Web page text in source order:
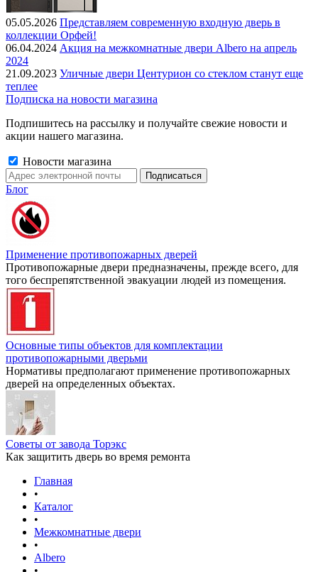
05.05.2026 Представляем современную входную дверь в
коллекции Орфей!
06.04.2024 Акция на межкомнатные двери Albero на апрель
2024
21.09.2023 Уличные двери Центурион со стеклом станут еще
теплее
Подписка на новости магазина
Подпишитесь на рассылку и получайте свежие новости и
акции нашего магазина.
Новости магазина
Блог
Применение противопожарных дверей
Противопожарные двери предназначены, прежде всего, для
того беспрепятственной эвакуации людей из помещения.
Основные типы объектов для комплектации
противопожарными дверьми
Нормативы предполагают применение противопожарных
дверей на определенных объектах.
Советы от завода Торэкс
Как защитить дверь во время ремонта
Главная
•
Каталог
•
Межкомнатные двери
•
Albero